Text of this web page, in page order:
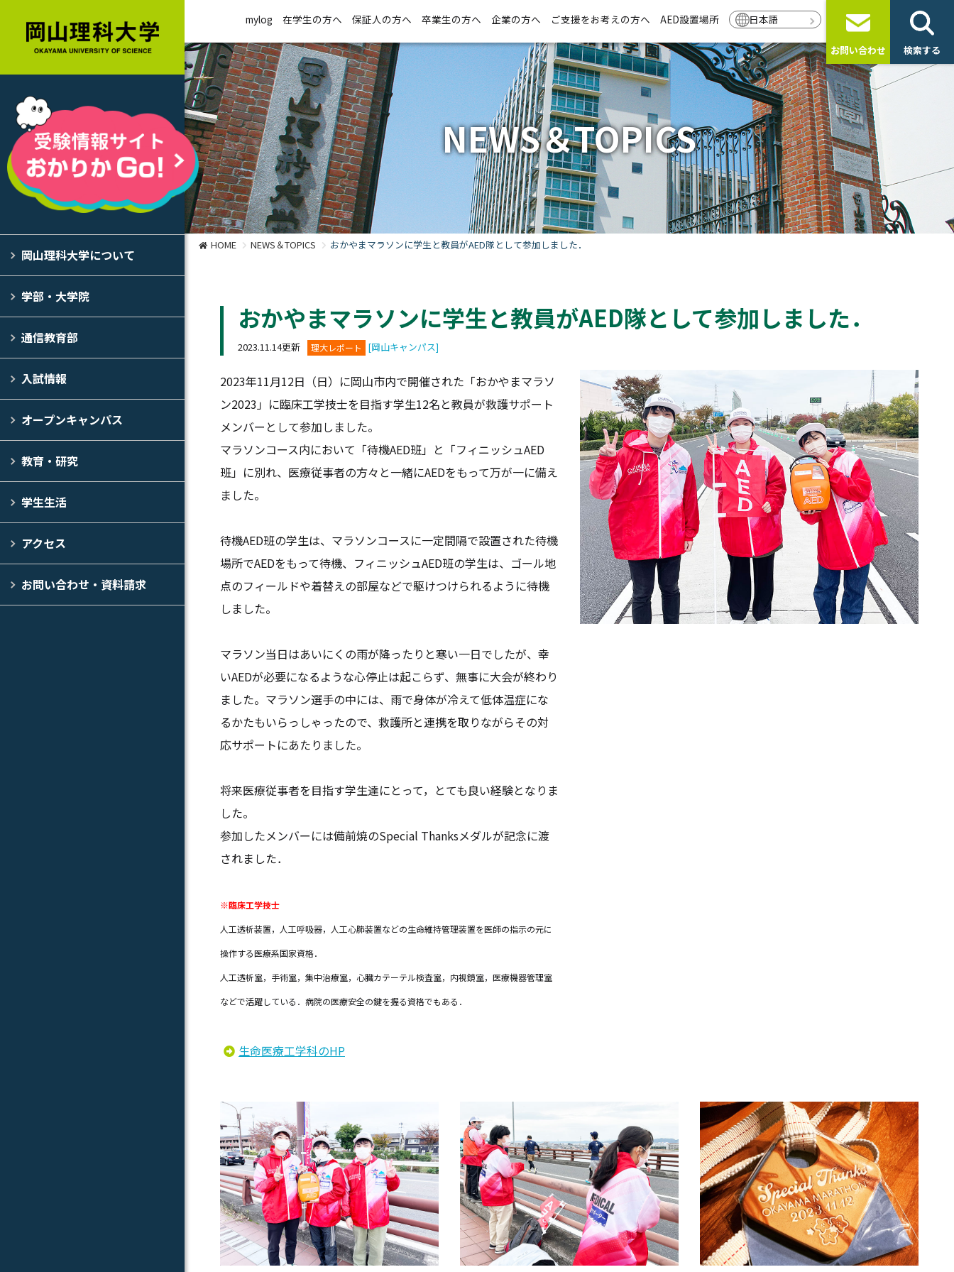
岡山理科大学について
学部・大学院
通信教育部
入試情報
オープンキャンパス
教育・研究
学生生活
アクセス
お問い合わせ・資料請求
mylog 在学生の方へ 保証人の方へ 卒業生の方へ 企業の方へ ご支援をお考えの方へ AED設置場所 日本語
お問い合わせ 検索する
NEWS＆TOPICS
HOME NEWS＆TOPICS おかやまマラソンに学生と教員がAED隊として参加しました．
おかやまマラソンに学生と教員がAED隊として参加しました．
2023.11.14更新 理大レポート [岡山キャンパス]
2023年11月12日（日）に岡山市内で開催された「おかやまマラソ
ン2023」に臨床工学技士を目指す学生12名と教員が救護サポート
メンバーとして参加しました。
マラソンコース内において「待機AED班」と「フィニッシュAED
班」に別れ、医療従事者の方々と一緒にAEDをもって万が一に備え
ました。
待機AED班の学生は、マラソンコースに一定間隔で設置された待機
場所でAEDをもって待機、フィニッシュAED班の学生は、ゴール地
点のフィールドや着替えの部屋などで駆けつけられるように待機
しました。
マラソン当日はあいにくの雨が降ったりと寒い一日でしたが、幸
いAEDが必要になるような心停止は起こらず、無事に大会が終わり
ました。マラソン選手の中には、雨で身体が冷えて低体温症にな
るかたもいらっしゃったので、救護所と連携を取りながらその対
応サポートにあたりました。
将来医療従事者を目指す学生達にとって，とても良い経験となりま
した。
参加したメンバーには備前焼のSpecial Thanksメダルが記念に渡
されました．
※臨床工学技士
人工透析装置，人工呼吸器，人工心肺装置などの生命維持管理装置を医師の指示の元に
操作する医療系国家資格．
人工透析室，手術室，集中治療室，心臓カテーテル検査室，内視鏡室，医療機器管理室
などで活躍している．病院の医療安全の鍵を握る資格でもある．
生命医療工学科のHP